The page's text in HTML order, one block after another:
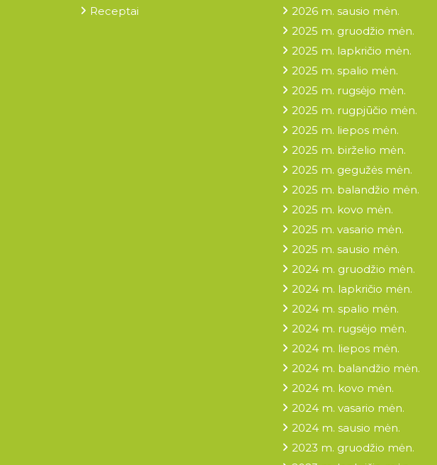
Receptai
2026 m. sausio mėn.
2025 m. gruodžio mėn.
2025 m. lapkričio mėn.
2025 m. spalio mėn.
2025 m. rugsėjo mėn.
2025 m. rugpjūčio mėn.
2025 m. liepos mėn.
2025 m. birželio mėn.
2025 m. gegužės mėn.
2025 m. balandžio mėn.
2025 m. kovo mėn.
2025 m. vasario mėn.
2025 m. sausio mėn.
2024 m. gruodžio mėn.
2024 m. lapkričio mėn.
2024 m. spalio mėn.
2024 m. rugsėjo mėn.
2024 m. liepos mėn.
2024 m. balandžio mėn.
2024 m. kovo mėn.
2024 m. vasario mėn.
2024 m. sausio mėn.
2023 m. gruodžio mėn.